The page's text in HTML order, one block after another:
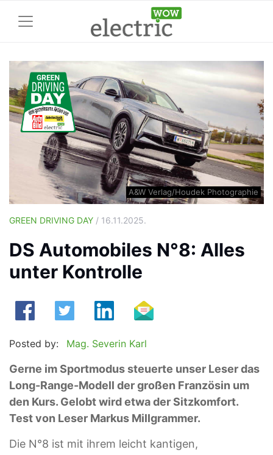
A&W Verlag/Houdek Photographie
GREEN DRIVING DAY / 16.11.2025.
DS Automobiles N°8: Alles
unter Kontrolle
Posted by: Mag. Severin Karl
Gerne im Sportmodus steuerte unser Leser das
Long-Range-Modell der großen Französin um
den Kurs. Gelobt wird etwa der Sitzkomfort.
Test von Leser Markus Millgrammer.
Die N°8 ist mit ihrem leicht kantigen,